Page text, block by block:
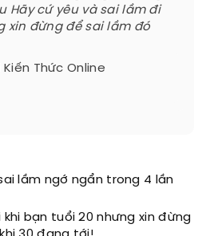
Hãy cứ yêu và sai lầm đi
xin đừng để sai lầm đó
Kiến Thức Online
lầm ngớ ngẩn trong 4 lần
bạn tuổi 20 nhưng xin đừng